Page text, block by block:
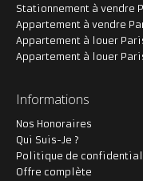
Stationnement à vendre
Appartement à vendre
Appartement à louer
Appartement à louer
Informations
Nos Honoraires
Qui Suis-Je ?
Politique de
Offre complète